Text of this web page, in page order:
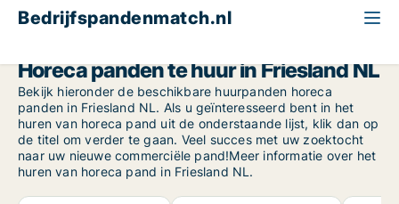
Bedrijfspandenmatch.nl
Horeca panden te huur in Friesland NL
Bekijk hieronder de beschikbare huurpanden horeca
panden in Friesland NL. Als u geïnteresseerd bent in het
huren van horeca pand uit de onderstaande lijst, klik dan op
de titel om verder te gaan. Veel succes met uw zoektocht
naar uw nieuwe commerciële pand!Meer informatie over het
huren van horeca pand in Friesland NL.